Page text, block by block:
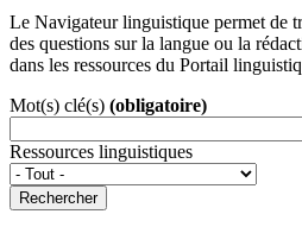
Le Navigateur linguistique permet de
des questions sur la langue ou la
dans les ressources du Portail
Mot(s) clé(s) (obligatoire)
Ressources linguistiques
Rechercher